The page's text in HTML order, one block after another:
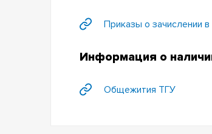
Приказы о зачислении в
Информация о
Общежития ТГУ